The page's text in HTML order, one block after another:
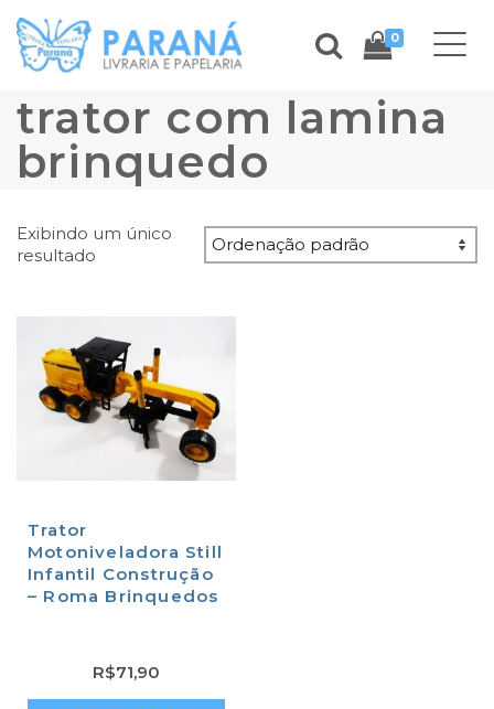
0
trator com lamina
brinquedo
Exibindo um único
resultado
Trator
Motoniveladora Still
Infantil Construção
– Roma Brinquedos
R$71,90